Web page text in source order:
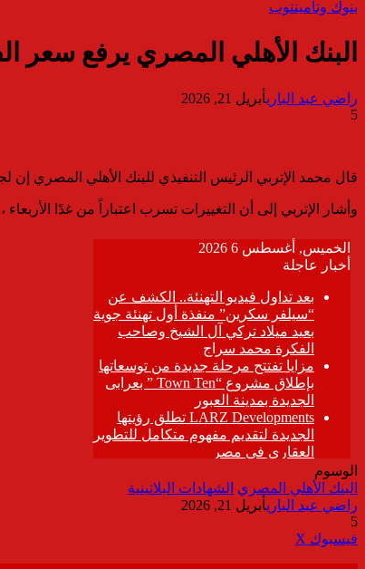
بنوك وتأمينتوب
البنك الأهلي المصري يرفع سعر
راضي عبد الباريأبريل 21, 2026
5
قال محمد الإتربي الرئيس التنفيذي للبنك الأهلي المصري إن لجنة الألكو بالبنك قررت
وأشار الإتربي إلى أن التغييرات تسرب اعتباراً من غدًا
الوسوم
البنك الأهلي المصري الشهادات البلاتينية
راضي عبد الباريأبريل 21, 2026
5
فيسبوك ‫X